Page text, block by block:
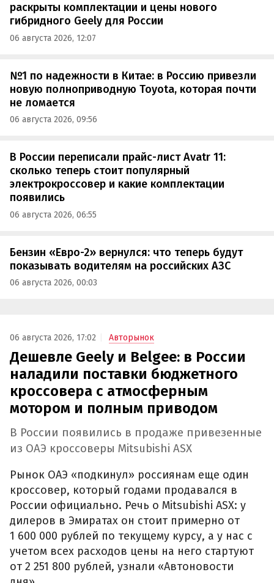
раскрыты комплектации и цены нового
гибридного Geely для России
06 августа 2026, 12:07
№1 по надежности в Китае: в Россию привезли
новую полноприводную Toyota, которая почти
не ломается
06 августа 2026, 09:56
В России переписали прайс-лист Avatr 11:
сколько теперь стоит популярный
электрокроссовер и какие комплектации
появились
06 августа 2026, 06:55
Бензин «Евро-2» вернулся: что теперь будут
показывать водителям на российских АЗС
06 августа 2026, 00:03
06 августа 2026, 17:02 Авторынок
Дешевле Geely и Belgee: в России
наладили поставки бюджетного
кроссовера с атмосферным
мотором и полным приводом
В России появились в продаже привезенные
из ОАЭ кроссоверы Mitsubishi ASX
Рынок ОАЭ «подкинул» россиянам еще один
кроссовер, который годами продавался в
России официально. Речь о Mitsubishi ASX: у
дилеров в Эмиратах он стоит примерно от
1 600 000 рублей по текущему курсу, а у нас с
учетом всех расходов цены на него стартуют
от 2 251 800 рублей, узнали «Автоновости